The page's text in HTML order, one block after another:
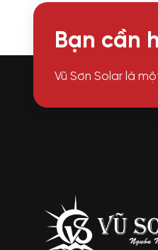
Bạn cần
Vũ Sơn Solar là